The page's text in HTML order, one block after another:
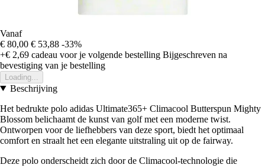
Vanaf
€ 80,00 € 53,88 -33%
+€ 2,69 cadeau voor je volgende bestelling Bijgeschreven na
bevestiging van je bestelling
Loading...
Beschrijving
Het bedrukte polo adidas Ultimate365+ Climacool Butterspun Mighty
Blossom belichaamt de kunst van golf met een moderne twist.
Ontworpen voor de liefhebbers van deze sport, biedt het optimaal
comfort en straalt het een elegante uitstraling uit op de fairway.
Deze polo onderscheidt zich door de Climacool-technologie die